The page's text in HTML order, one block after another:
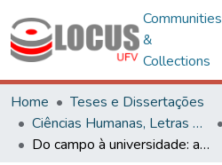
Communities
&
Collections
Home
Teses e Dissertações
Ciências Humanas, Letras e Artes
Do campo à universidade: análise das trajetórias acadêmicas de jovens oriundos do meio rural